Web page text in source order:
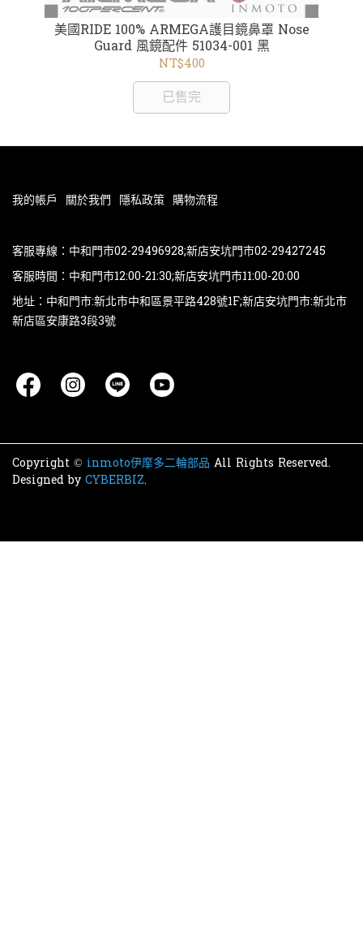
美國RIDE 100% ARMEGA護目鏡鼻罩 Nose
Guard 風鏡配件 51034-001 黑
NT$400
已售完
我的帳戶 關於我們 隱私政策 購物流程
客服專線：中和門市02-29496928;新店安坑門市02-29427245
客服時間：中和門市12:00-21:30;新店安坑門市11:00-20:00
地址：中和門市:新北市中和區景平路428號1F;新店安坑門市:新北市
新店區安康路3段3號
Copyright © inmoto伊摩多二輪部品 All Rights Reserved.
Designed by CYBERBIZ.